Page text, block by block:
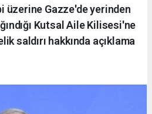
üzerine Gazze'de yerinden
Kutsal Aile Kilisesi'ne
saldırı hakkında açıklama